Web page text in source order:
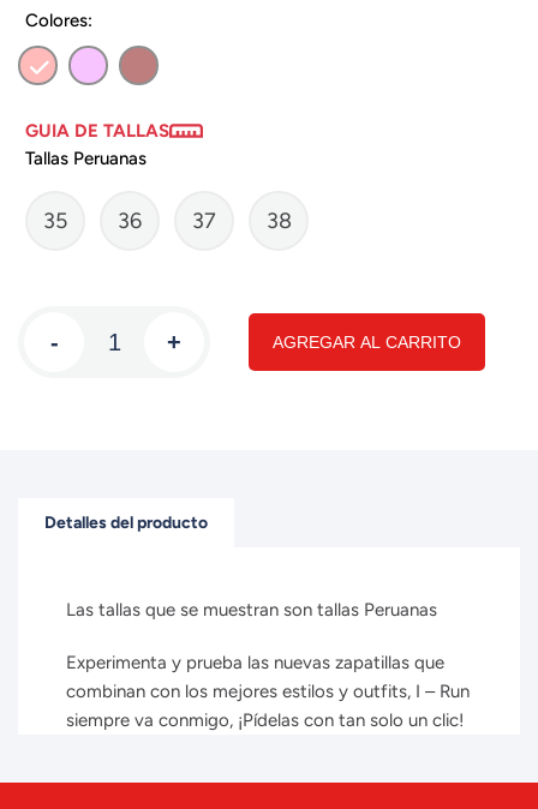
Colores:
GUIA DE TALLAS
Tallas Peruanas
35 36 37 38
- + AGREGAR AL CARRITO
Detalles del producto
Las tallas que se muestran son tallas Peruanas
Experimenta y prueba las nuevas zapatillas que
combinan con los mejores estilos y outfits, I – Run
siempre va conmigo, ¡Pídelas con tan solo un clic!